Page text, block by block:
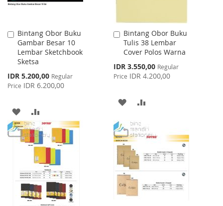
Bintang Obor Buku
Gambar Besar 10
Lembar Sketchbook
Sketsa
Special
Price
IDR 5.200,00 Regular
Price IDR 6.200,00
Add
to
Cart
ADD
TO
WISH
LIST
TO
COMPARE
Bintang Obor Buku
Tulis 38 Lembar
Cover Polos Warna
Special
Price
IDR 3.550,00 Regular
Price IDR 4.200,00
Add
to
Cart
ADD
WISH
LIST
COMPARE